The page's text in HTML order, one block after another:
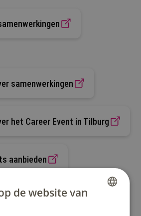
samenwerkingen
het Career Event in Tilburg
aanbieden
de website van